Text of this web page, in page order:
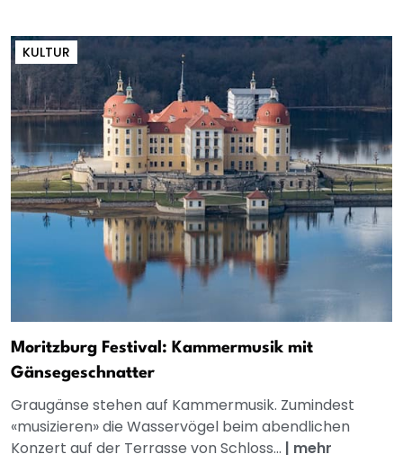
KULTUR
Moritzburg Festival: Kammermusik mit
Gänsegeschnatter
Graugänse stehen auf Kammermusik. Zumindest
«musizieren» die Wasservögel beim abendlichen
Konzert auf der Terrasse von Schloss... | mehr